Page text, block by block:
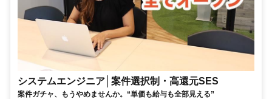
システムエンジニア│案件選択制・高還元SES
案件ガチャ、もうやめませんか。“単価も給与も全部見える”